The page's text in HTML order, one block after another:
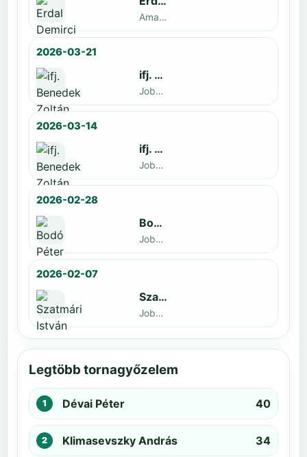
Amatőr · döntős: Enyedi Gergely
2026-03-21
ifj. Benedek Zoltán
Jobbak · döntős: Szatmári István
2026-03-14
ifj. Benedek Zoltán
Jobbak · döntős: id. Benedek Zoltán
2026-02-28
Bodó Péter
Jobbak · döntős: Kocsó Sándor
2026-02-07
Szatmári István
Jobbak · döntős: Kiss Barnabás
Legtöbb tornagyőzelem
Dévai Péter 40
Klimasevszky András 34